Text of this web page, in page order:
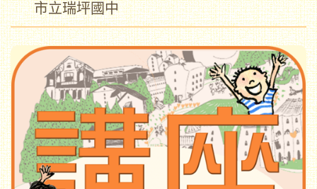
市立瑞坪國中